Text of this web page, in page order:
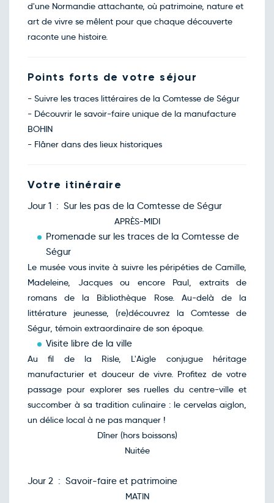
d'une Normandie attachante, où patrimoine, nature et
art de vivre se mêlent pour que chaque découverte
raconte une histoire.
Points forts de votre séjour
- Suivre les traces littéraires de la Comtesse de Ségur
- Découvrir le savoir-faire unique de la manufacture
BOHIN
- Flâner dans des lieux historiques
Votre itinéraire
Jour 1 : Sur les pas de la Comtesse de Ségur
APRÈS-MIDI
Promenade sur les traces de la Comtesse de
Ségur
Le musée vous invite à suivre les péripéties de Camille,
Madeleine, Jacques ou encore Paul, extraits de
romans de la Bibliothèque Rose. Au-delà de la
littérature jeunesse, (re)découvrez la Comtesse de
Ségur, témoin extraordinaire de son époque.
Visite libre de la ville
Au fil de la Risle, L'Aigle conjugue héritage
manufacturier et douceur de vivre. Profitez de votre
passage pour explorer ses ruelles du centre-ville et
succomber à sa tradition culinaire : le cervelas aiglon,
un délice local à ne pas manquer !
Dîner (hors boissons)
Nuitée
Jour 2 : Savoir-faire et patrimoine
MATIN